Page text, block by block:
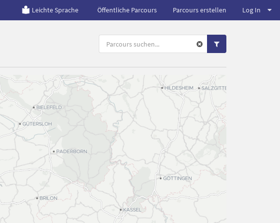
Leichte Sprache Öffentliche Parcours Parcours erstellen Log In